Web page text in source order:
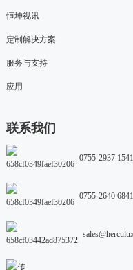
恒坤视讯
定制解决方案
服务与支持
应用
联系我们
0755-2937 1541
0755-2640 6841